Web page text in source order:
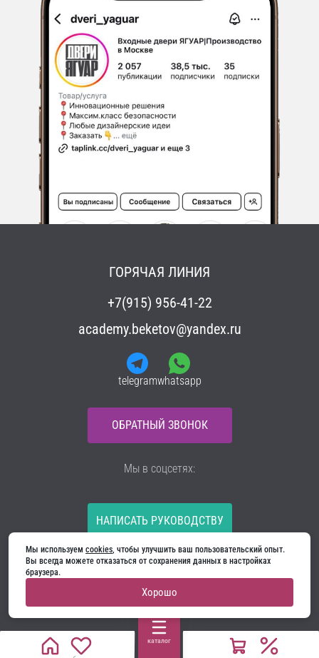
каталог
ГОРЯЧАЯ ЛИНИЯ
+7(915) 956-41-22
academy.beketov@yandex.ru
telegramwhatsapp
ОБРАТНЫЙ ЗВОНОК
НАПИСАТЬ РУКОВОДСТВУ
Все материалы на сайте принадлежат компании
ООО «Ягуар-М» — входные и межкомнатные двери
Политика конфиденциальности
Договор оферты
Cookie
Мы в соцсетях:
Мы используем cookies, чтобы улучшить ваш пользовательский опыт.
Вы всегда можете отказаться от сохранения данных в настройках
браузера.
Хорошо